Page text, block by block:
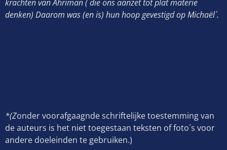
krachten van Ahriman ( die ons aanzet tot plat materie
denken) Daarom was (en is) hun hoop gevestigd op Michaël`.
*(Zonder voorafgaagnde schriftelijke toestemming van
de auteurs is het niet toegestaan teksten of foto´s voor
andere doeleinden te gebruiken.)